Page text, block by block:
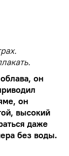
он
он
высокий
даже
без воды.